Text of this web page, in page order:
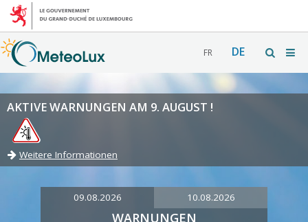
FR DE
AKTIVE WARNUNGEN AM 9. AUGUST !
Weitere Informationen
09.08.2026 10.08.2026
WARNUNGEN